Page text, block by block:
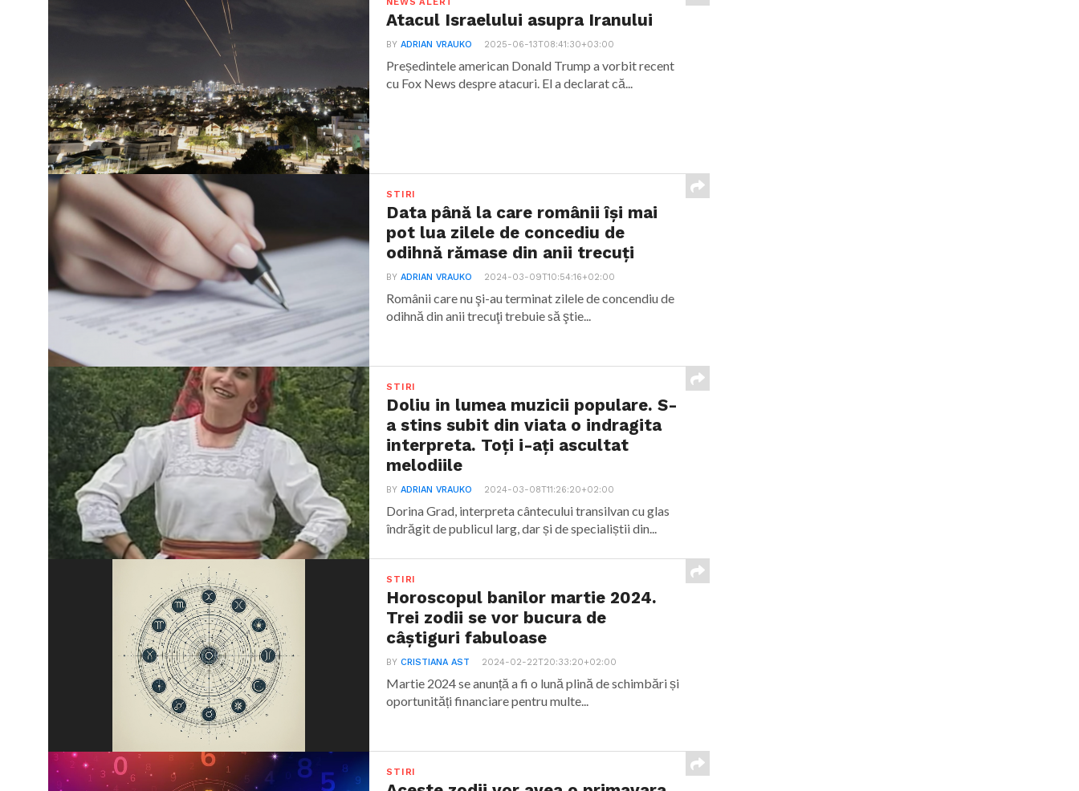
Atacul Israelului asupra Iranului
BYADRIAN VRAUKO 2025-06-13T08:41:30+03:00
Președintele american Donald Trump a vorbit recent
cu Fox News despre atacuri. El a declarat că...
STIRI
Data până la care românii îşi mai
pot lua zilele de concediu de
odihnă rămase din anii trecuţi
BYADRIAN VRAUKO 2024-03-09T10:54:16+02:00
Românii care nu şi-au terminat zilele de concendiu de
odihnă din anii trecuţi trebuie să ştie...
STIRI
Doliu in lumea muzicii populare. S-
a stins subit din viata o indragita
interpreta. Toți i-ați ascultat
melodiile
BYADRIAN VRAUKO 2024-03-08T11:26:20+02:00
Dorina Grad, interpreta cântecului transilvan cu glas
îndrăgit de publicul larg, dar și de specialiștii din...
STIRI
Horoscopul banilor martie 2024.
Trei zodii se vor bucura de
câștiguri fabuloase
BYCRISTIANA AST 2024-02-22T20:33:20+02:00
Martie 2024 se anunță a fi o lună plină de schimbări și
oportunități financiare pentru multe...
STIRI